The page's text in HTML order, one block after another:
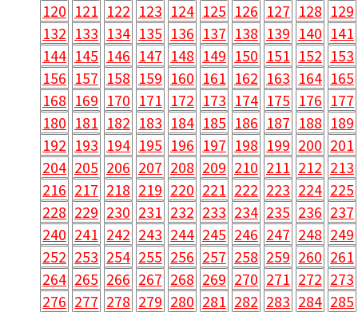
120 121 122 123 124 125 126 127 128 129
132 133 134 135 136 137 138 139 140 141
144 145 146 147 148 149 150 151 152 153
156 157 158 159 160 161 162 163 164 165
168 169 170 171 172 173 174 175 176 177
180 181 182 183 184 185 186 187 188 189
192 193 194 195 196 197 198 199 200 201
204 205 206 207 208 209 210 211 212 213
216 217 218 219 220 221 222 223 224 225
228 229 230 231 232 233 234 235 236 237
240 241 242 243 244 245 246 247 248 249
252 253 254 255 256 257 258 259 260 261
264 265 266 267 268 269 270 271 272 273
276 277 278 279 280 281 282 283 284 285